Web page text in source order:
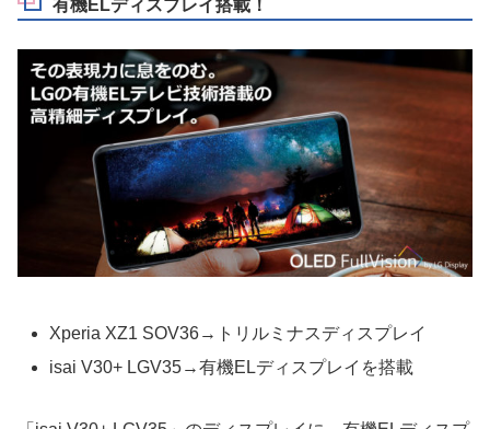
有機ELディスプレイ搭載！
Xperia XZ1 SOV36→トリルミナスディスプレイ
isai V30+ LGV35→有機ELディスプレイを搭載